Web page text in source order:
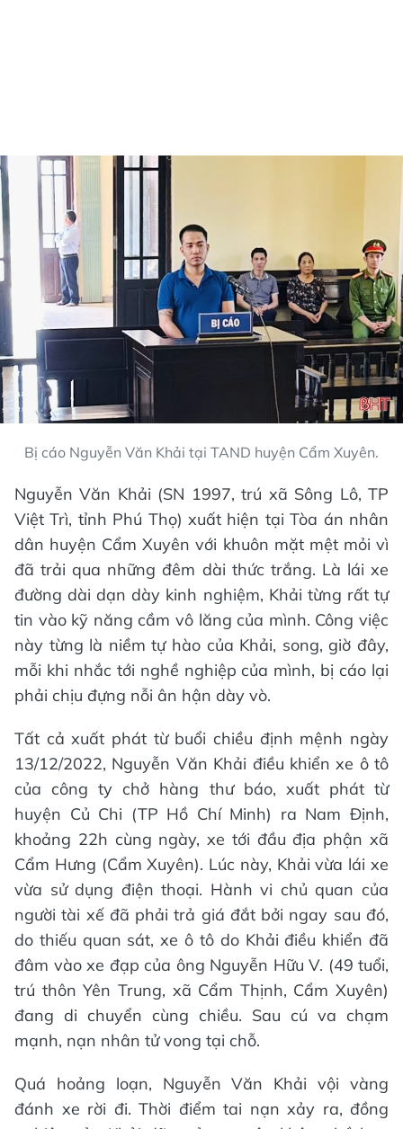
Bị cáo Nguyễn Văn Khải tại TAND huyện Cẩm Xuyên.
Nguyễn Văn Khải (SN 1997, trú xã Sông Lô, TP
Việt Trì, tỉnh Phú Thọ) xuất hiện tại Tòa án nhân
dân huyện Cẩm Xuyên với khuôn mặt mệt mỏi vì
đã trải qua những đêm dài thức trắng. Là lái xe
đường dài dạn dày kinh nghiệm, Khải từng rất tự
tin vào kỹ năng cầm vô lăng của mình. Công việc
này từng là niềm tự hào của Khải, song, giờ đây,
mỗi khi nhắc tới nghề nghiệp của mình, bị cáo lại
phải chịu đựng nỗi ân hận dày vò.
Tất cả xuất phát từ buổi chiều định mệnh ngày
13/12/2022, Nguyễn Văn Khải điều khiển xe ô tô
của công ty chở hàng thư báo, xuất phát từ
huyện Củ Chi (TP Hồ Chí Minh) ra Nam Định,
khoảng 22h cùng ngày, xe tới đầu địa phận xã
Cẩm Hưng (Cẩm Xuyên). Lúc này, Khải vừa lái xe
vừa sử dụng điện thoại. Hành vi chủ quan của
người tài xế đã phải trả giá đắt bởi ngay sau đó,
do thiếu quan sát, xe ô tô do Khải điều khiển đã
đâm vào xe đạp của ông Nguyễn Hữu V. (49 tuổi,
trú thôn Yên Trung, xã Cẩm Thịnh, Cẩm Xuyên)
đang di chuyển cùng chiều. Sau cú va chạm
mạnh, nạn nhân tử vong tại chỗ.
Quá hoảng loạn, Nguyễn Văn Khải vội vàng
đánh xe rời đi. Thời điểm tai nạn xảy ra, đồng